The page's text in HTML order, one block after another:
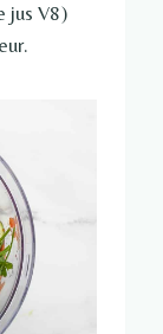
jus V8)